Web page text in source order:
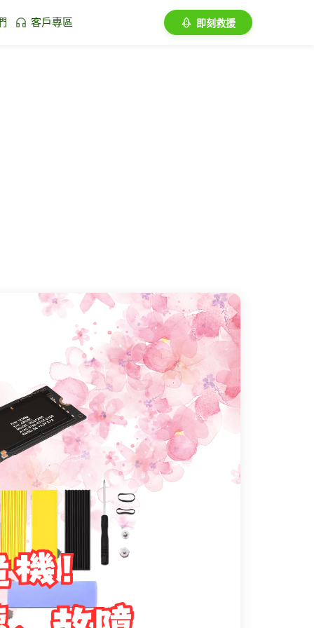
客戶專區 即刻救援